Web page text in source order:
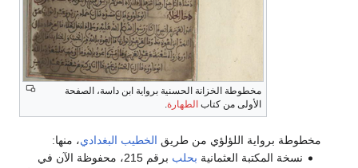
مخطوطة الخزانة الحسنية برواية ابن داسة، الصفحة
الأولى من كتاب الطهارة.
مخطوطة برواية اللؤلؤي من طريق الخطيب البغدادي، منها:
نسخة المكتبة العثمانية بحلب
برقم 215، محفوظة الآن في